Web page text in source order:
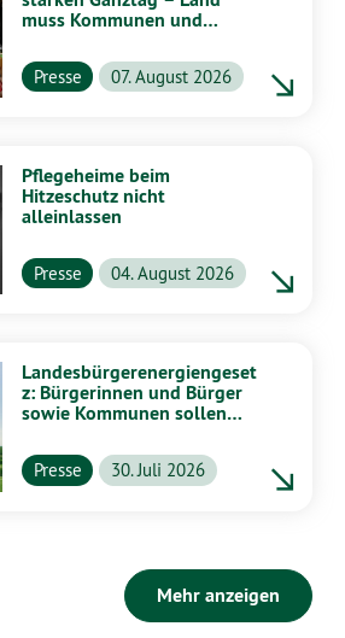
muss Kommunen und
unterstützen
Presse 07. August 2026
Pflegeheime beim
Hitzeschutz nicht
alleinlassen
Presse 04. August 2026
Landesbürgerenergiengeset
z: Bürgerinnen und Bürger
sowie Kommunen sollen
profitieren
Presse 30. Juli 2026
Mehr anzeigen